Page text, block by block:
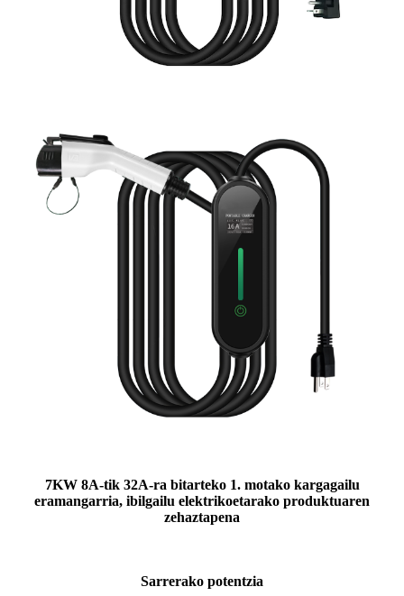
7KW 8A-tik 32A-ra bitarteko 1. motako kargagailu
eramangarria, ibilgailu elektrikoetarako produktuaren
zehaztapena
Sarrerako potentzia